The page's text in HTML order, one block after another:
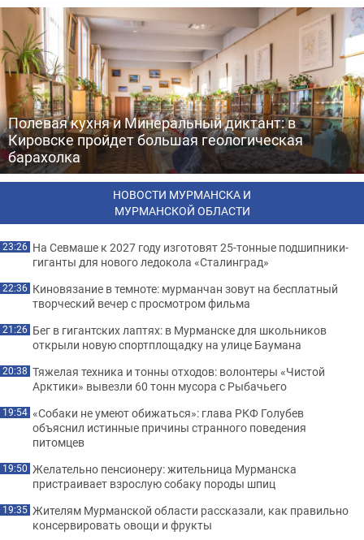
Полевая кухня и Минеральный диктант: в
Кировске пройдет большая геологическая
барахолка
НОВОСТИ МУРМАНСКА И
МУРМАНСКОЙ ОБЛАСТИ
23:26 На Севмаше к 2027 году изготовят 25-тонные подшипники-
гиганты для нового ледокола «Сталинград»
22:36 Киновязание в темноте: мурманчан зовут на бесплатный
творческий вечер с просмотром фильма
21:26 Бег в гигантских лаптях: в Мурманске для школьников
открыли новую спортплощадку на улице Баумана
20:38 Тяжелая техника и тонны отходов: волонтеры «Чистой
Арктики» вывезли 60 тонн мусора с Рыбачьего
19:54 «Собаки не умеют обижаться»: глава РКФ Голубев
объяснил истинные причины странного поведения
питомцев
19:50 Желательно пенсионеру: жительница Мурманска
пристраивает взрослую собаку породы шпиц
19:35 Жителям Мурманской области рассказали, как правильно
консервировать овощи и фрукты